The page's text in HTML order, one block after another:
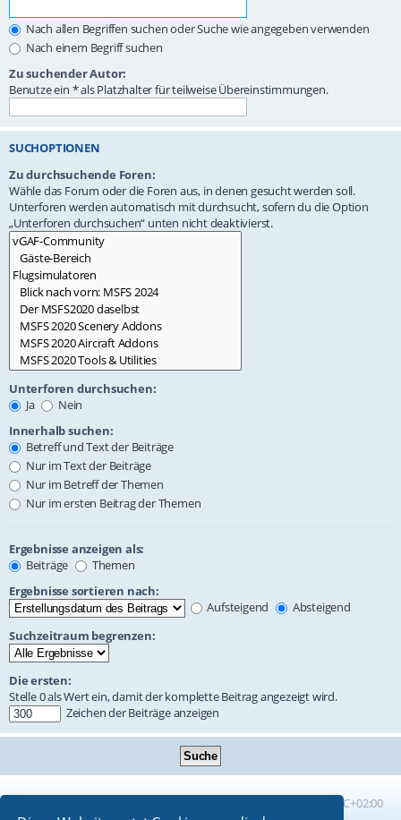
Nach allen Begriffen suchen oder Suche wie angegeben verwenden
Nach einem Begriff suchen
Zu suchender Autor:
Benutze ein * als Platzhalter für teilweise Übereinstimmungen.
SUCHOPTIONEN
Zu durchsuchende Foren:
Wähle das Forum oder die Foren aus, in denen gesucht werden soll.
Unterforen werden automatisch mit durchsucht, sofern du die Option
„Unterforen durchsuchen“ unten nicht deaktivierst.
Unterforen durchsuchen:
Ja
Nein
Innerhalb suchen:
Betreff und Text der Beiträge
Nur im Text der Beiträge
Nur im Betreff der Themen
Nur im ersten Beitrag der Themen
Ergebnisse anzeigen als:
Beiträge
Themen
Ergebnisse sortieren nach:
Aufsteigend
Absteigend
Suchzeitraum begrenzen:
Die ersten:
Stelle 0 als Wert ein, damit der komplette Beitrag angezeigt wird.
Zeichen der Beiträge anzeigen
UTC+02:00